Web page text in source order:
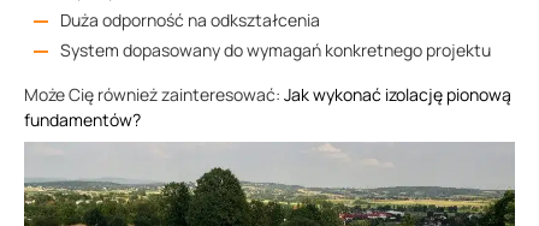
Duża odporność na odkształcenia
System dopasowany do wymagań konkretnego projektu
Może Cię również zainteresować: Jak wykonać izolację pionową
fundamentów?